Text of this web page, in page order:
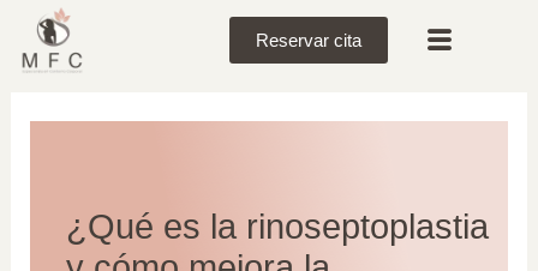
Reservar cita
¿Qué es la rinoseptoplastia